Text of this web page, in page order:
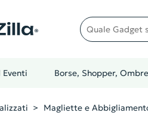
Quale gadget stai
Eventi Borse, Shopper,
Magliette e